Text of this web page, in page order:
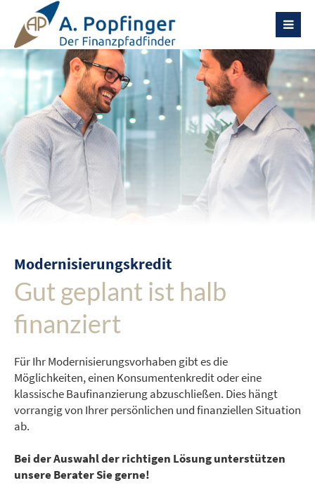
Modernisierungskredit
Gut geplant ist halb
finanziert
Für Ihr Modernisierungsvorhaben gibt es die
Möglichkeiten, einen Konsumentenkredit oder eine
klassische Baufinanzierung abzuschließen. Dies hängt
vorrangig von Ihrer persönlichen und finanziellen Situation
ab.
Bei der Auswahl der richtigen Lösung unterstützen
unsere Berater Sie gerne!